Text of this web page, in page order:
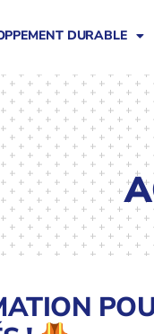
DURABLE